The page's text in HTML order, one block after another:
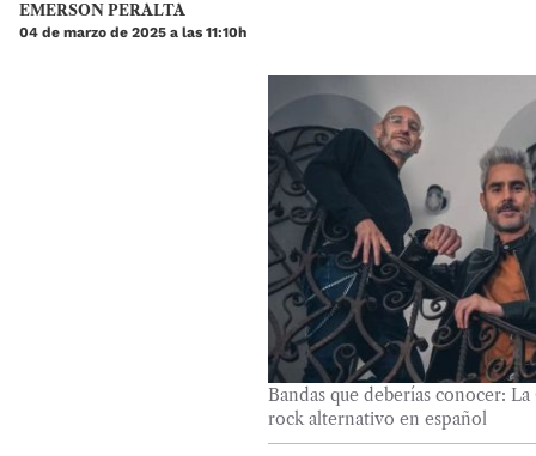
EMERSON PERALTA
04 de marzo de 2025 a las 11:10h
Bandas que deberías conocer:
rock alternativo en español